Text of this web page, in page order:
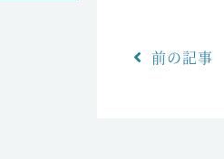
前の記事